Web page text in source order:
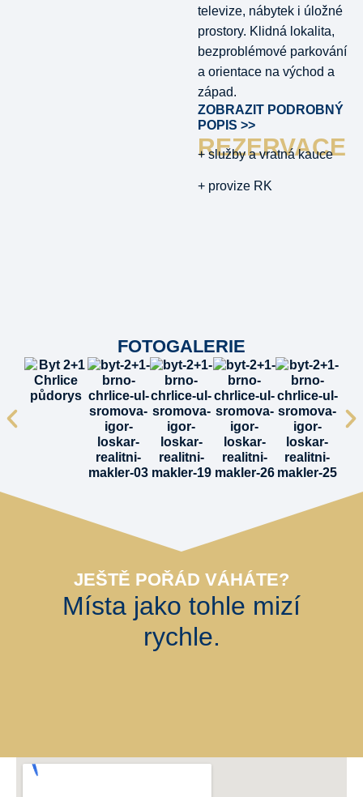
televize, nábytek i úložné
prostory. Klidná lokalita,
bezproblémové parkování
a orientace na východ a
západ.
ZOBRAZIT PODROBNÝ
POPIS >>
REZERVACE
+ služby a vratná kauce
+ provize RK
FOTOGALERIE
JEŠTĚ POŘÁD VÁHÁTE?
Místa jako tohle mizí
rychle.